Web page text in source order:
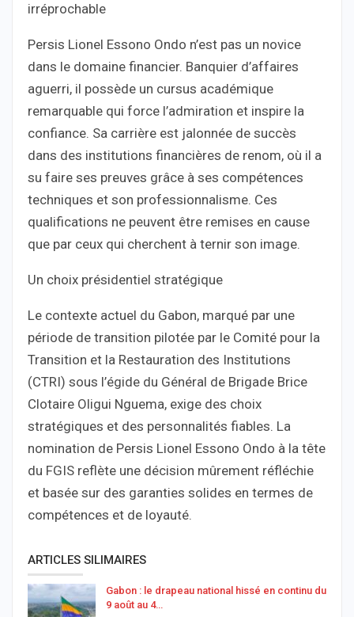
irréprochable
Persis Lionel Essono Ondo n’est pas un novice
dans le domaine financier. Banquier d’affaires
aguerri, il possède un cursus académique
remarquable qui force l’admiration et inspire la
confiance. Sa carrière est jalonnée de succès
dans des institutions financières de renom, où il a
su faire ses preuves grâce à ses compétences
techniques et son professionnalisme. Ces
qualifications ne peuvent être remises en cause
que par ceux qui cherchent à ternir son image.
Un choix présidentiel stratégique
Le contexte actuel du Gabon, marqué par une
période de transition pilotée par le Comité pour la
Transition et la Restauration des Institutions
(CTRI) sous l’égide du Général de Brigade Brice
Clotaire Oligui Nguema, exige des choix
stratégiques et des personnalités fiables. La
nomination de Persis Lionel Essono Ondo à la tête
du FGIS reflète une décision mûrement réfléchie
et basée sur des garanties solides en termes de
compétences et de loyauté.
ARTICLES SILIMAIRES
Gabon : le drapeau national hissé en continu du
9 août au 4…